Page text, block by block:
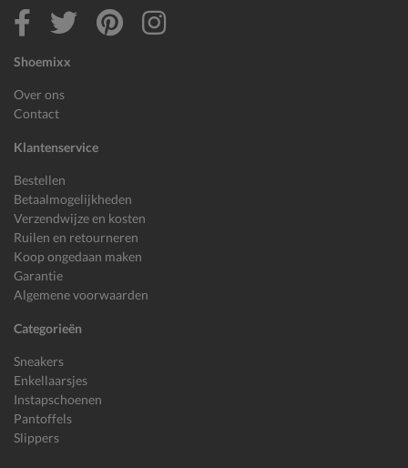
Shoemixx
Over ons
Contact
Klantenservice
Bestellen
Betaalmogelijkheden
Verzendwijze en kosten
Ruilen en retourneren
Koop ongedaan maken
Garantie
Algemene voorwaarden
Categorieën
Sneakers
Enkellaarsjes
Instapschoenen
Pantoffels
Slippers